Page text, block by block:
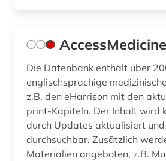
AccessMedicine
Die Datenbank enthält über
englischsprachige
z.B. den eHarrison mit den
print-Kapiteln. Der Inhalt wird
durch Updates aktualisiert
durchsuchbar. Zusätzlich werden weitere
Materialien angeboten, z.B.